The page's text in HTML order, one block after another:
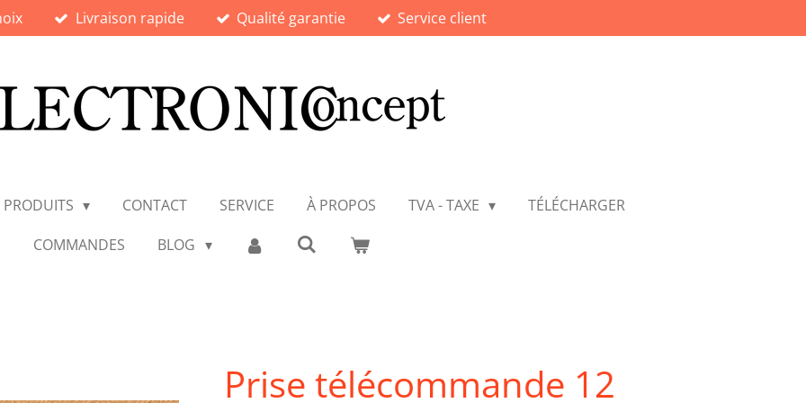
Livraison rapide Qualité garantie Service client
PRODUITS CONTACT SERVICE À PROPOS TVA - TAXE
TÉLÉCHARGER
COMMANDES
BLOG
Prise télécommande 12